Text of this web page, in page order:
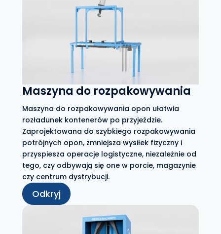
Maszyna do rozpakowywania
Maszyna do rozpakowywania opon ułatwia
rozładunek kontenerów po przyjeździe.
Zaprojektowana do szybkiego rozpakowywania
potrójnych opon, zmniejsza wysiłek fizyczny i
przyspiesza operacje logistyczne, niezależnie od
tego, czy odbywają się one w porcie, magazynie
czy centrum dystrybucji.
Odkryj